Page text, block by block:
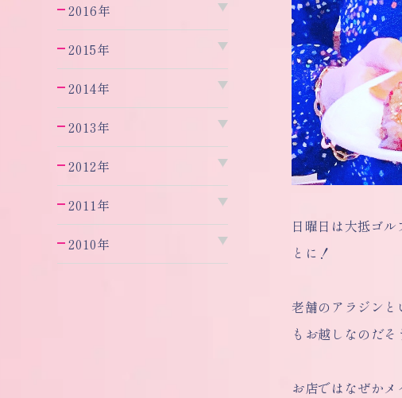
2016年
2015年
2014年
2013年
2012年
2011年
2010年
日曜日は大抵ゴ
とに！
老舗のアラジン
もお越しなのだそ
お店ではなぜか